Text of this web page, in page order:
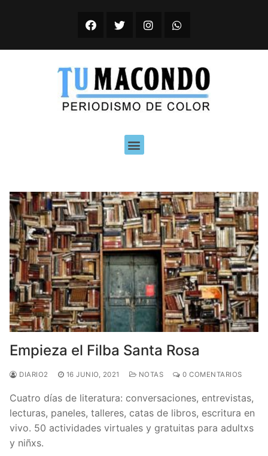
Empieza el Filba Santa Rosa
DIARIO2 16 JUNIO, 2021 NOTAS 0 COMENTARIOS
Cuatro días de literatura: conversaciones, entrevistas,
lecturas, paneles, talleres, catas de libros, escritura en
vivo. 50 actividades virtuales y gratuitas para adultxs
y niñxs.